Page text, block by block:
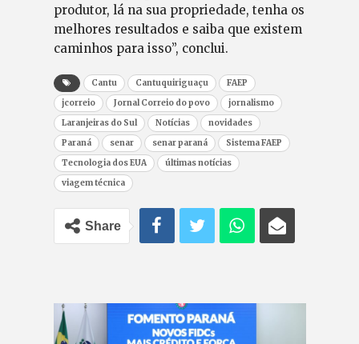
produtor, lá na sua propriedade, tenha os
melhores resultados e saiba que existem
caminhos para isso”, conclui.
Cantu Cantuquiriguaçu
FAEP
jcorreio
Jornal Correio do povo
jornalismo
Laranjeiras do Sul
Notícias
novidades
Paraná
senar senar paraná
Sistema FAEP
Tecnologia dos EUA
últimas notícias
viagem técnica
Share